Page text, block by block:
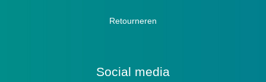
Retourneren
Social media